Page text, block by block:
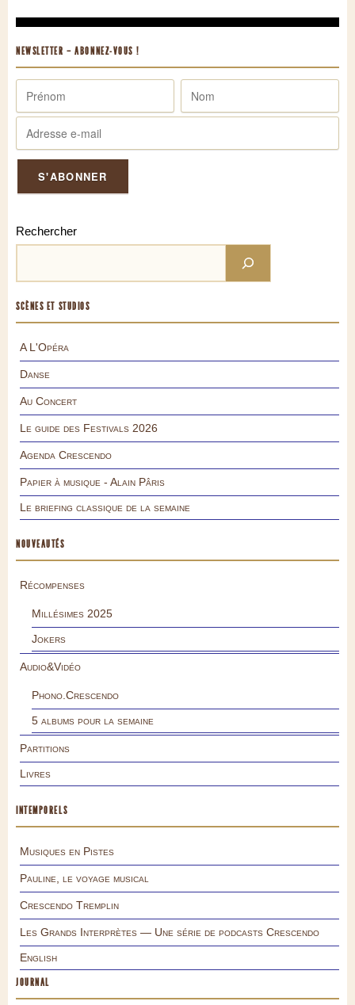
NEWSLETTER – ABONNEZ-VOUS !
Rechercher
SCÈNES ET STUDIOS
A L'Opéra
Danse
Au Concert
Le guide des Festivals 2026
Agenda Crescendo
Papier à musique - Alain Pâris
Le briefing classique de la semaine
NOUVEAUTÉS
Récompenses
Millésimes 2025
Jokers
Audio&Vidéo
Phono.Crescendo
5 albums pour la semaine
Partitions
Livres
INTEMPORELS
Musiques en Pistes
Pauline, le voyage musical
Crescendo Tremplin
Les Grands Interprètes — Une série de podcasts Crescendo
English
JOURNAL